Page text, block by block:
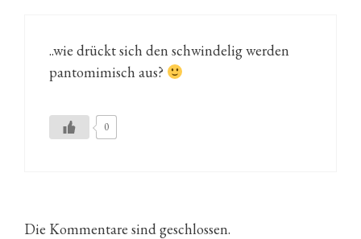
..wie drückt sich den schwindelig werden
pantomimisch aus?
0
Die Kommentare sind geschlossen.